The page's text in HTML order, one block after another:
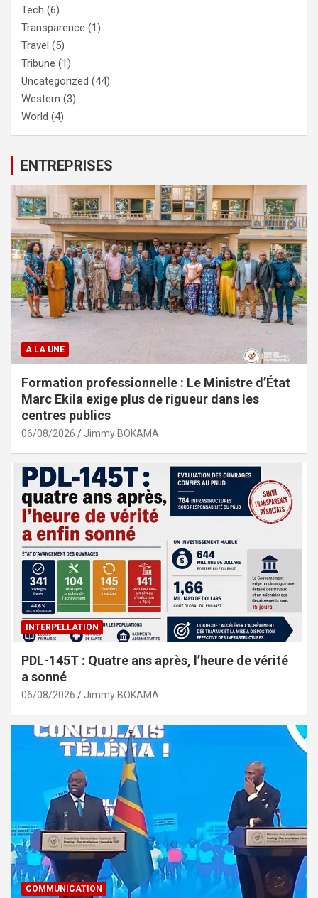
Tech (6)
Transparence (1)
Travel (5)
Tribune (1)
Uncategorized (44)
Western (3)
World (4)
ENTREPRISES
A LA UNE
Formation professionnelle : Le Ministre d’État
Marc Ekila exige plus de rigueur dans les
centres publics
06/08/2026 Jimmy BOKAMA
INTERPELLATION
PDL-145T : Quatre ans après, l’heure de vérité
a sonné
06/08/2026 Jimmy BOKAMA
COMMUNICATION